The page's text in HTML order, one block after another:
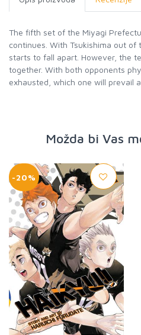
The fifth set of the Miyagi
continues. With Tsukishima out of
starts to fall apart. However, the
together. With both opponents
exhausted, which one will prevail
Možda bi Vas
-20%